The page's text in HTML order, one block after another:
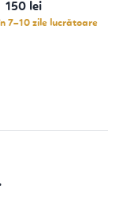
150 lei
7–10 zile lucrătoare